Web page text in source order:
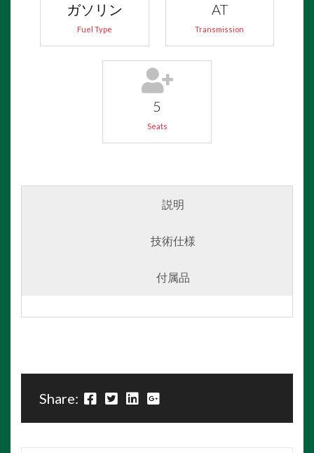
ガソリン
Fuel Type
AT
Transmission
5
Seats
説明
技術仕様
付属品
Share: